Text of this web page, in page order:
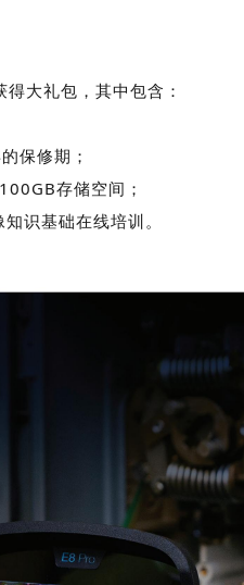
大礼包，其中包含：
保修期；
存储空间；
识基础在线培训。